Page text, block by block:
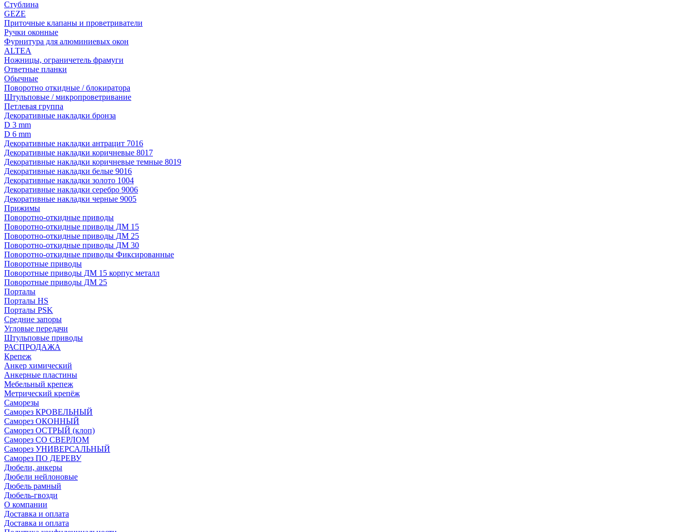
Стублина
GEZE
Приточные клапаны и проветриватели
Ручки оконные
Фурнитура для алюминиевых окон
ALTEA
Ножницы, ограничетель фрамуги
Ответные планки
Обычные
Поворотно откидные / блокиратора
Штульповые / микропроветривание
Петлевая группа
Декоративные накладки бронза
D 3 mm
D 6 mm
Декоративные накладки антрацит 7016
Декоративные накладки коричневые 8017
Декоративные накладки коричневые темные 8019
Декоративные накладки белые 9016
Декоративные накладки золото 1004
Декоративные накладки серебро 9006
Декоративные накладки черные 9005
Прижимы
Поворотно-откидные приводы
Поворотно-откидные приводы ДМ 15
Поворотно-откидные приводы ДМ 25
Поворотно-откидные приводы ДМ 30
Поворотно-откидные приводы Фиксированные
Поворотные приводы
Поворотные приводы ДМ 15 корпус металл
Поворотные приводы ДМ 25
Порталы
Порталы HS
Порталы PSK
Средние запоры
Угловые передачи
Штульповые приводы
РАСПРОДАЖА
Крепеж
Анкер химический
Анкерные пластины
Мебельный крепеж
Метрический крепёж
Саморезы
Саморез КРОВЕЛЬНЫЙ
Саморез ОКОННЫЙ
Саморез ОСТРЫЙ (клоп)
Саморез СО СВЕРЛОМ
Саморез УНИВЕРСАЛЬНЫЙ
Саморез ПО ДЕРЕВУ
Дюбели, анкеры
Дюбели нейлоновые
Дюбель рамный
Дюбель-гвозди
О компании
Доставка и оплата
Доставка и оплата